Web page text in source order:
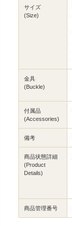
サイズ
(Size)
金具
(Buckle)
付属品
(Accessories)
備考
商品状態詳細
(Product
Details)
商品管理番号